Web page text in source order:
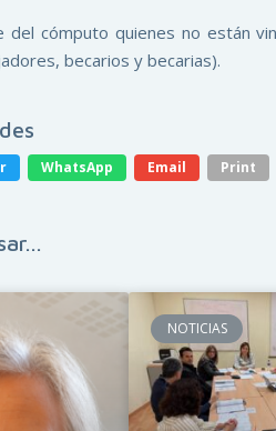
del cómputo quienes no están
becarios y becarias).
WhatsApp Email Print
NOTICIAS